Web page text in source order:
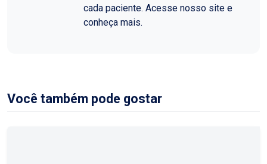
cada paciente. Acesse nosso site e
conheça mais.
Você também pode gostar